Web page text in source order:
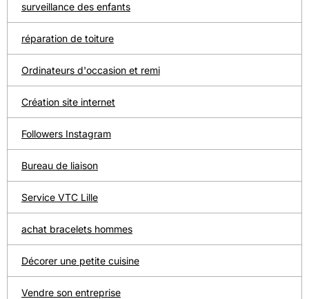
surveillance des enfants
réparation de toiture
Ordinateurs d'occasion et remi
Création site internet
Followers Instagram
Bureau de liaison
Service VTC Lille
achat bracelets hommes
Décorer une petite cuisine
Vendre son entreprise